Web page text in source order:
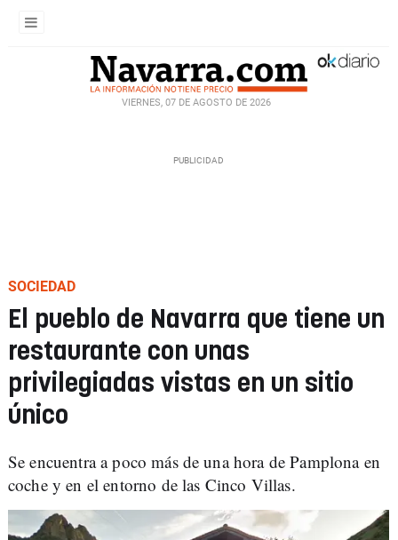
VIERNES, 07 DE AGOSTO DE 2026
SOCIEDAD
El pueblo de Navarra que tiene un
restaurante con unas
privilegiadas vistas en un sitio
único
Se encuentra a poco más de una hora de Pamplona en
coche y en el entorno de las Cinco Villas.